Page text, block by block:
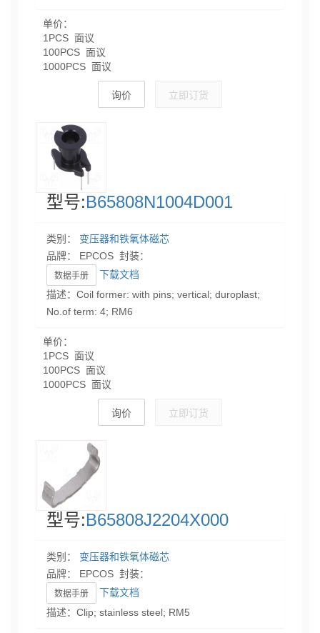
单价：
1PCS 面议
100PCS 面议
1000PCS 面议
询价 立即订货
型号:B65808N1004D001
类别： 变压器和铁氧体磁芯
品牌： EPCOS 封装：
数据手册
下载文档
描述：Coil former: with pins; vertical; duroplast;
No.of term: 4; RM6
单价：
1PCS 面议
100PCS 面议
1000PCS 面议
询价 立即订货
型号:B65808J2204X000
类别： 变压器和铁氧体磁芯
品牌： EPCOS 封装：
数据手册
下载文档
描述：Clip; stainless steel; RM5